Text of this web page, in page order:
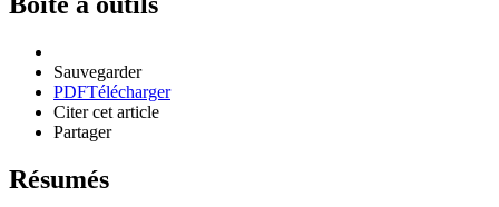
Sauvegarder
PDFTélécharger
Citer cet article
Partager
Résumés